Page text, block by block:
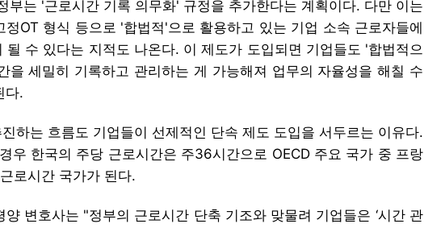
부는 '근로시간 기록 의무화' 규정을 추가한다는 계획이다. 다만 이는
정OT 형식 등으로 '합법적'으로 활용하고 있는 기업 소속 근로자들에
될 수 있다는 지적도 나온다. 이 제도가 도입되면 기업들도 '합법적으
을 세밀히 기록하고 관리하는 게 가능해져 업무의 자율성을 해칠 수
다.
하는 흐름도 기업들이 선제적인 단속 제도 도입을 서두르는 이유다.
우 한국의 주당 근로시간은 주36시간으로 OECD 주요 국가 중 프랑
로시간 국가가 된다.
양 변호사는 "정부의 근로시간 단축 기조와 맞물려 기업들은 ‘시간 관